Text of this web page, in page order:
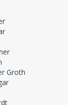
Groth